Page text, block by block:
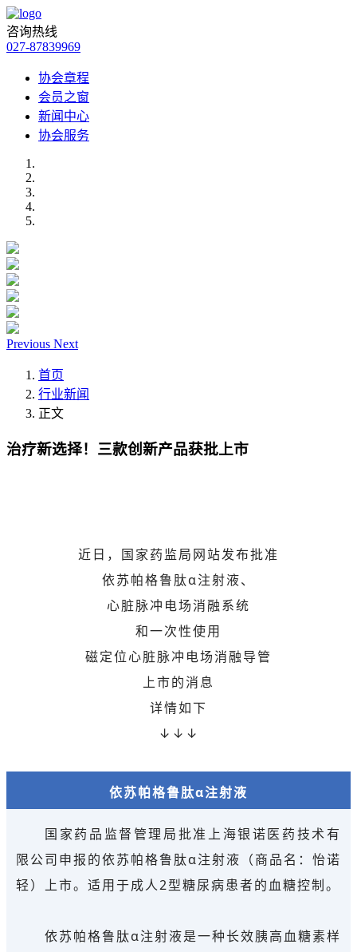
咨询热线
027-87839969
协会章程
会员之窗
新闻中心
协会服务
Previous Next
首页
行业新闻
正文
治疗新选择！三款创新产品获批上市
近日，国家药监局网站发布批准
依苏帕格鲁肽α注射液、
心脏脉冲电场消融系统
和一次性使用
磁定位心脏脉冲电场消融导管
上市的消息
详情如下
↓↓↓
依苏帕格鲁肽α注射液
国家药品监督管理局批准上海银诺医药技术有
限公司申报的依苏帕格鲁肽α注射液（商品名：怡诺
轻）上市。适用于成人2型糖尿病患者的血糖控制。
依苏帕格鲁肽α注射液是一种长效胰高血糖素样